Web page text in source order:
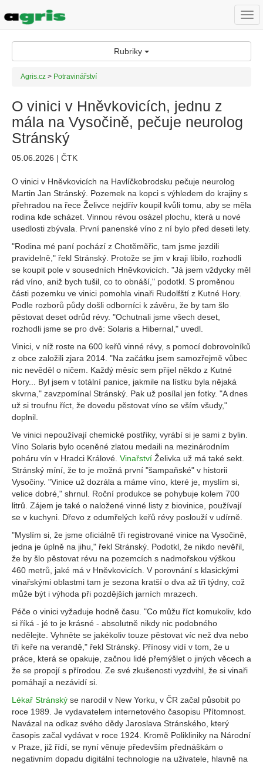
Rubriky
Agris.cz > Potravinářství
O vinici v Hněvkovicích, jednu z
mála na Vysočině, pečuje neurolog
Stránský
05.06.2026 | ČTK
O vinici v Hněvkovicích na Havlíčkobrodsku pečuje neurolog
Martin Jan Stránský. Pozemek na kopci s výhledem do krajiny s
přehradou na řece Želivce nejdřív koupil kvůli tomu, aby se měla
rodina kde scházet. Vinnou révou osázel plochu, která u nové
usedlosti zbývala. První panenské víno z ní bylo před deseti lety.
"Rodina mé paní pochází z Chotěměřic, tam jsme jezdili
pravidelně," řekl Stránský. Protože se jim v kraji líbilo, rozhodli
se koupit pole v sousedních Hněvkovicích. "Já jsem vždycky měl
rád víno, aniž bych tušil, co to obnáší," podotkl. S proměnou
části pozemku ve vinici pomohla vinaři Rudolfští z Kutné Hory.
Podle rozborů půdy došli odborníci k závěru, že by tam šlo
pěstovat deset odrůd révy. "Ochutnali jsme všech deset,
rozhodli jsme se pro dvě: Solaris a Hibernal," uvedl.
Vinici, v níž roste na 600 keřů vinné révy, s pomocí dobrovolníků
z obce založili zjara 2014. "Na začátku jsem samozřejmě vůbec
nic nevěděl o ničem. Každý měsíc sem přijel někdo z Kutné
Hory... Byl jsem v totální panice, jakmile na lístku byla nějaká
skvrna," zavzpomínal Stránský. Pak už posílal jen fotky. "A dnes
už si troufnu říct, že dovedu pěstovat víno se vším všudy,"
doplnil.
Ve vinici nepoužívají chemické postřiky, vyrábí si je sami z bylin.
Víno Solaris bylo oceněné zlatou medaili na mezinárodním
poháru vín v Hradci Králové. Vinařství Želivka už má také sekt.
Stránský míní, že to je možná první "šampaňské" v historii
Vysočiny. "Vinice už dozrála a máme víno, které je, myslím si,
velice dobré," shrnul. Roční produkce se pohybuje kolem 700
litrů. Zájem je také o naložené vinné listy z biovinice, používají
se v kuchyni. Dřevo z odumřelých keřů révy poslouží v udírně.
"Myslím si, že jsme oficiálně tři registrované vinice na Vysočině,
jedna je úplně na jihu," řekl Stránský. Podotkl, že nikdo nevěřil,
že by šlo pěstovat révu na pozemcích s nadmořskou výškou
460 metrů, jaké má v Hněvkovicích. V porovnání s klasickými
vinařskými oblastmi tam je sezona kratší o dva až tři týdny, což
může být i výhoda při pozdějších jarních mrazech.
Péče o vinici vyžaduje hodně času. "Co můžu říct komukoliv, kdo
si říká - jé to je krásné - absolutně nikdy nic podobného
nedělejte. Vyhněte se jakékoliv touze pěstovat víc než dva nebo
tři keře na verandě," řekl Stránský. Přínosy vidí v tom, že u
práce, která se opakuje, začnou lidé přemýšlet o jiných věcech a
že se propojí s přírodou. Ze své zkušenosti vyzdvihl, že si vinaři
pomáhají a nezávidí si.
Lékař Stránský se narodil v New Yorku, v ČR začal působit po
roce 1989. Je vydavatelem internetového časopisu Přítomnost.
Navázal na odkaz svého dědy Jaroslava Stránského, který
časopis začal vydávat v roce 1924. Kromě Polikliniky na Národní
v Praze, již řídí, se nyní věnuje především přednáškám o
negativním dopadu digitální technologie na uživatele, hlavně na